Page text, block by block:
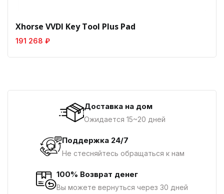
Xhorse VVDI Key Tool Plus Pad
191 268 ₽
Доставка на дом
Ожидается 15~20 дней
Поддержка 24/7
Не стесняйтесь обращаться к нам
100% Возврат денег
Вы можете вернуться через 30 дней